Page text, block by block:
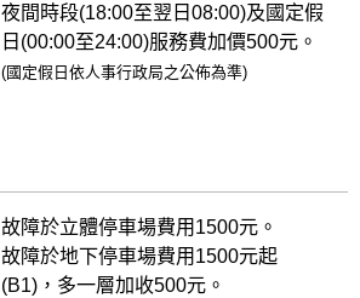
夜間時段(18:00至翌日08:00)及國定假
日(00:00至24:00)服務費加價500元。
(國定假日依人事行政局之公佈為準)
故障於立體停車場費用1500元。
故障於地下停車場費用1500元起
(B1)，多一層加收500元。